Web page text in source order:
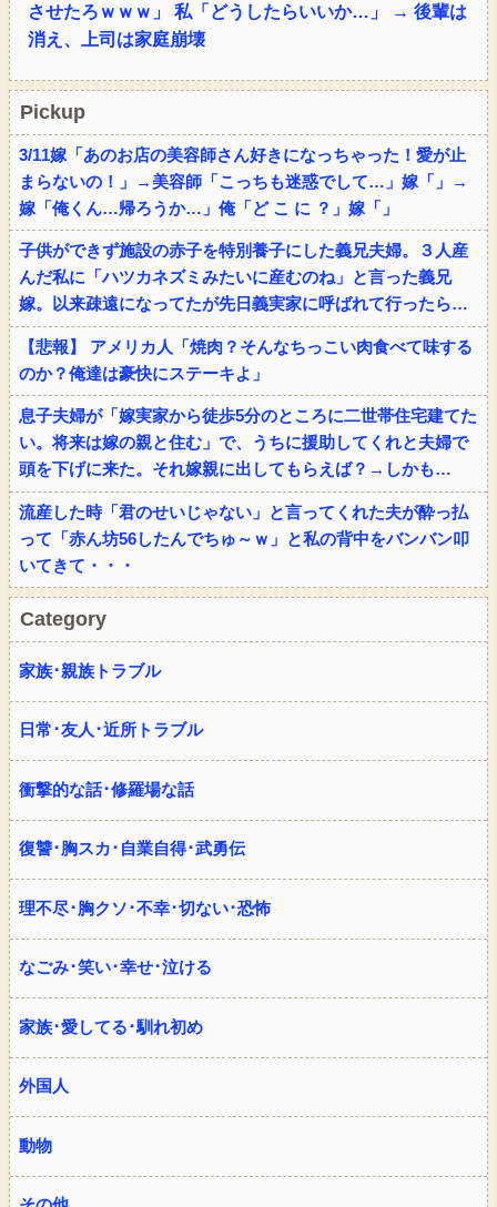
させたろｗｗｗ」 私「どうしたらいいか…」 → 後輩は
消え、上司は家庭崩壊
Pickup
3/11嫁「あのお店の美容師さん好きになっちゃった！愛が止
まらないの！」→美容師「こっちも迷惑でして…」嫁「」→
嫁「俺くん…帰ろうか…」俺「ど こ に ？」嫁「」
子供ができず施設の赤子を特別養子にした義兄夫婦。３人産
んだ私に「ハツカネズミみたいに産むのね」と言った義兄
嫁。以来疎遠になってたが先日義実家に呼ばれて行ったら…
【悲報】 アメリカ人「焼肉？そんなちっこい肉食べて味する
のか？俺達は豪快にステーキよ」
息子夫婦が「嫁実家から徒歩5分のところに二世帯住宅建てた
い。将来は嫁の親と住む」で、うちに援助してくれと夫婦で
頭を下げに来た。それ嫁親に出してもらえば？→しかも…
流産した時「君のせいじゃない」と言ってくれた夫が酔っ払
って「赤ん坊56したんでちゅ～ｗ」と私の背中をバンバン叩
いてきて・・・
Category
家族･親族トラブル
日常･友人･近所トラブル
衝撃的な話･修羅場な話
復讐･胸スカ･自業自得･武勇伝
理不尽･胸クソ･不幸･切ない･恐怖
なごみ･笑い･幸せ･泣ける
家族･愛してる･馴れ初め
外国人
動物